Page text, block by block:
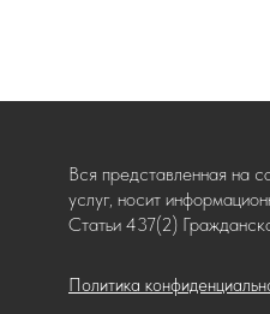
Политика
Вся представленная на
услуг, носит
Статьи 437(2)